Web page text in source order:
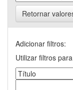
Retornar
Adicionar filtros:
Utilizar filtros